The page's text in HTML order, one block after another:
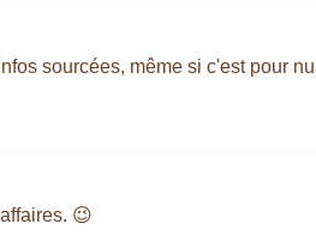
sourcées, même si c'est pour
😉